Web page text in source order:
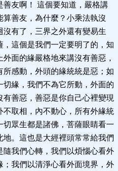
友啊！ 這個要知道，嚴格講
善友，為什麼？小乘法執沒
有了，三界之外還有變易生
這個是我們一定要明了的，知
面的緣嚴格地來講沒有善惡，
感動，外頭的緣統統是惡；如
緣，我們不為它所動，外面的
善惡，善惡是你自己心裡變現
取相，內不動心，所有外緣統
眾生都是諸佛，菩薩眼睛看一
。這也是大經裡頭常常給我們
隨我們心轉，我們以煩惱心看外
我們以清淨心看外面境界，外